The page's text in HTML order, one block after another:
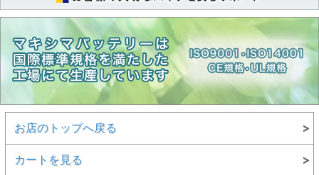
お店のトップへ戻る
カートを見る